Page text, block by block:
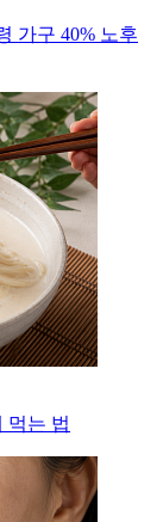
가구 40% 노후
먹는 법